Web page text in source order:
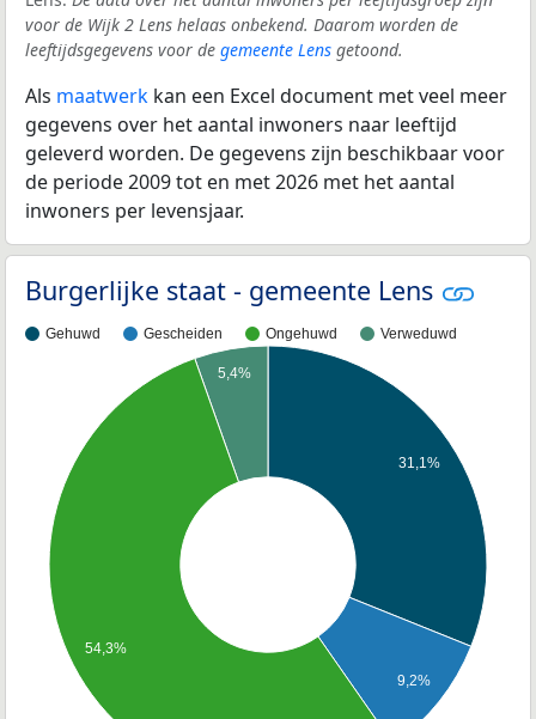
voor de Wijk 2 Lens helaas onbekend. Daarom worden de
leeftijdsgegevens voor de gemeente Lens getoond.
Als maatwerk kan een Excel document met veel meer
gegevens over het aantal inwoners naar leeftijd
geleverd worden. De gegevens zijn beschikbaar voor
de periode 2009 tot en met 2026 met het aantal
inwoners per levensjaar.
Burgerlijke staat - gemeente Lens
Gehuwd Gescheiden Ongehuwd Verweduwd
31,1%
9,2%
5,4%
54,3%